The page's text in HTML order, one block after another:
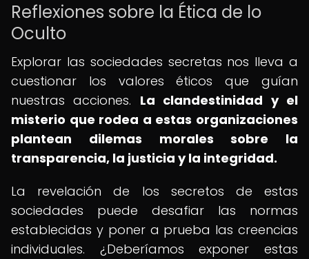
Reflexiones sobre la Ética de lo
Oculto
Explorar las sociedades secretas nos lleva a
cuestionar los valores éticos que guían
nuestras acciones. La clandestinidad y el
misterio que rodea a estas organizaciones
plantean dilemas morales sobre la
transparencia, la justicia y la integridad.
La revelación de los secretos de estas
sociedades puede desafiar las normas
establecidas y poner a prueba las creencias
individuales. ¿Deberíamos exponer estas